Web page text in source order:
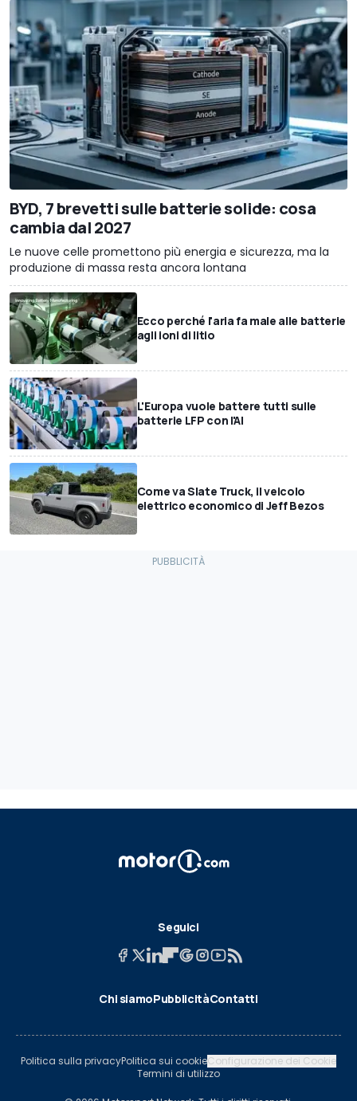
BYD, 7 brevetti sulle batterie solide: cosa
cambia dal 2027
Le nuove celle promettono più energia e sicurezza, ma la
produzione di massa resta ancora lontana
Ecco perché l'aria fa male alle batterie
agli ioni di litio
L'Europa vuole battere tutti sulle
batterie LFP con l'AI
Come va Slate Truck, il veicolo
elettrico economico di Jeff Bezos
Seguici
Chi siamoPubblicitàContatti
Politica sulla privacyPolitica sui cookieConfigurazione dei Cookie
Termini di utilizzo